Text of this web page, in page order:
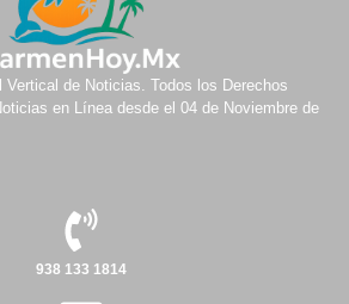
Vertical de Noticias. Todos los Derechos
en Línea desde el 04 de Noviembre de
938 133 1814